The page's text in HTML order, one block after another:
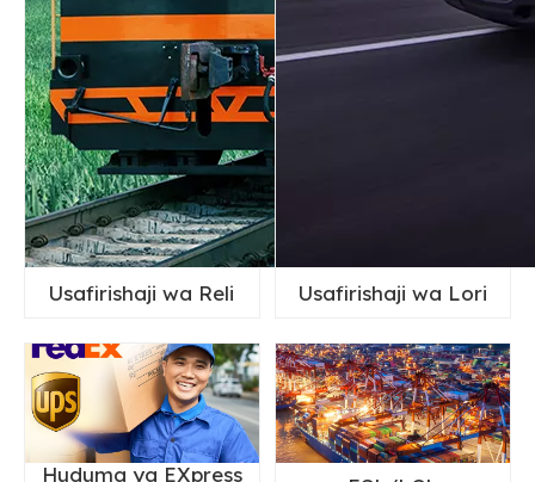
Usafirishaji wa Reli Usafirishaji wa Lori
Huduma ya EXpress